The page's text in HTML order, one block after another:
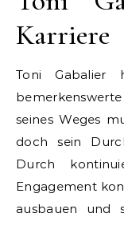
Karriere
Toni
seines Weges
doch sein
Durch
Engagement
ausbauen und